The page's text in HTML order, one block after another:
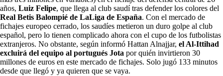
años, Luiz Felipe, que llega al club saudí tras defender los colores del
Real Betis Balompié de LaLiga de España. Con el mercado de
fichajes europeo cerrado, los saudíes metieron un duro golpe al club
español, pero lo tienen complicado ahora con el cupo de los futbolistas
extranjeros. No obstante, según informó Hattan Alnajjar, el Al-Ittihad
excluirá del equipo al portugués Jota por quién invirtieron 30
millones de euros en este mercado de fichajes. Solo jugó 133 minutos
desde que llegó y ya quieren que se vaya.